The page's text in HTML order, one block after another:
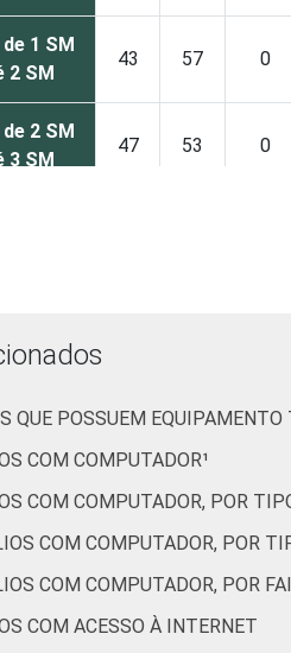
1 SM
2 SM
43 57 0
2 SM
3 SM
47 53 0
renda 49 51
sabe 42 58 0
29 71 0
QUE POSSUEM EQUIPAMENTO
COM COMPUTADOR¹
COM COMPUTADOR, POR
COM COMPUTADOR, POR
COM COMPUTADOR, POR
COM ACESSO À INTERNET